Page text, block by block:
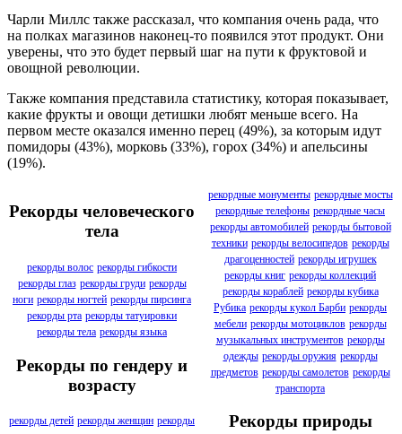
Чарли Миллс также рассказал, что компания очень рада, что
на полках магазинов наконец-то появился этот продукт. Они
уверены, что это будет первый шаг на пути к фруктовой и
овощной революции.
Также компания представила статистику, которая показывает,
какие фрукты и овощи детишки любят меньше всего. На
первом месте оказался именно перец (49%), за которым идут
помидоры (43%), морковь (33%), горох (34%) и апельсины
(19%).
Рекорды человеческого
тела
рекорды волос рекорды гибкости
рекорды глаз рекорды груди рекорды
ноги рекорды ногтей рекорды пирсинга
рекорды рта рекорды татуировки
рекорды тела рекорды языка
Рекорды по гендеру и
возрасту
рекорды детей рекорды женщин рекорды
рекордные монументы рекордные мосты
рекордные телефоны рекордные часы
рекорды автомобилей рекорды бытовой
техники рекорды велосипедов рекорды
драгоценностей рекорды игрушек
рекорды книг рекорды коллекций
рекорды кораблей рекорды кубика
Рубика рекорды кукол Барби рекорды
мебели рекорды мотоциклов рекорды
музыкальных инструментов рекорды
одежды рекорды оружия рекорды
предметов рекорды самолетов рекорды
транспорта
Рекорды природы